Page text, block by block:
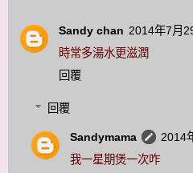
Sandy chan 2014年7月
時常多湯水更滋潤
回覆
回覆
Sandymama
2014
我一星期煲一次咋